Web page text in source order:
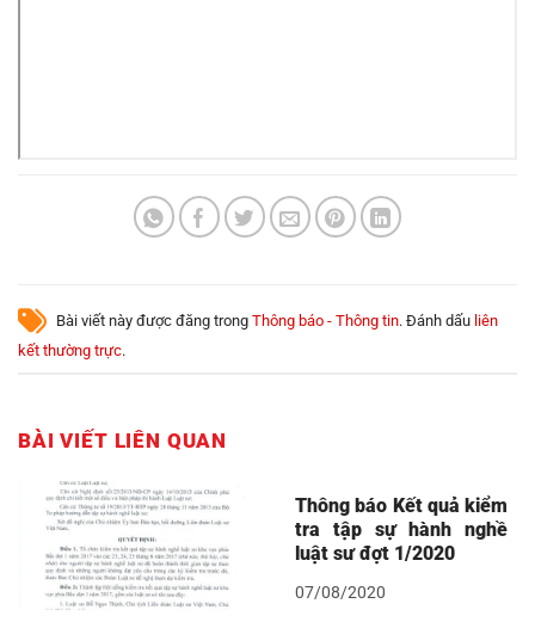
Bài viết này được đăng trong Thông báo - Thông tin. Đánh dấu liên
kết thường trực.
BÀI VIẾT LIÊN QUAN
Thông báo Kết quả kiểm
tra tập sự hành nghề
luật sư đợt 1/2020
07/08/2020